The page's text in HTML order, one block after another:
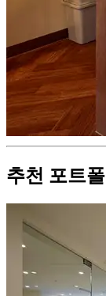
추천 포트